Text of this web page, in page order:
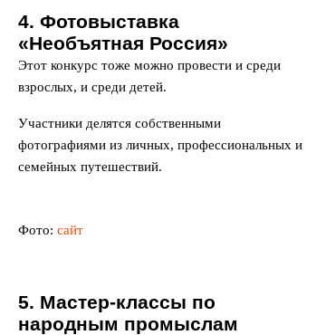
4. Фотовыставка
«Необъятная Россия»
Этот конкурс тоже можно провести и среди
взрослых, и среди детей.
Участники делятся собственными
фотографиями из личных, профессиональных и
семейных путешествий.
Фото: сайт
5. Мастер-классы по
народным промыслам